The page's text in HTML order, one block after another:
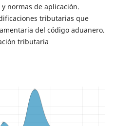
normas de aplicación.
tributarias que
del código aduanero.
tributaria